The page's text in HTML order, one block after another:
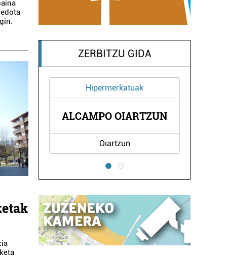
ZERBITZU GIDA
Aholkularitza
JASO FINKEN
ADMINISTRAZIOAK
Errenteria-Orereta